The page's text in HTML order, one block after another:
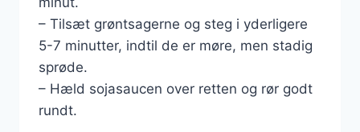
– Tilsæt grøntsagerne og steg i yderligere
5-7 minutter, indtil de er møre, men stadig
sprøde.
– Hæld sojasaucen over retten og rør godt
rundt.